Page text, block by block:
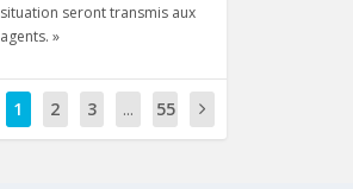
situation seront transmis aux
agents. »
1 2 3 ... 55